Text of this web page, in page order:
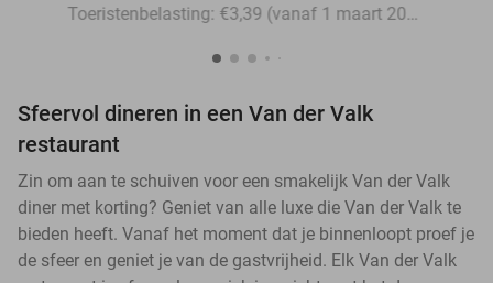
Toeristenbelasting: €3,39 (vanaf 1 maart 2026: €3,58)
Sfeervol dineren in een Van der Valk
restaurant
Zin om aan te schuiven voor een smakelijk Van der Valk
diner met korting? Geniet van alle luxe die Van der Valk te
bieden heeft. Vanaf het moment dat je binnenloopt proef je
de sfeer en geniet je van de gastvrijheid. Elk Van der Valk